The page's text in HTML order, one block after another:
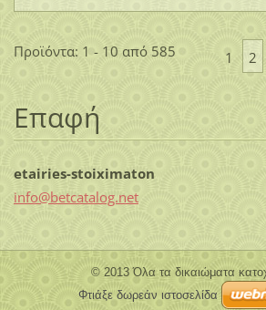
Προϊόντα: 1 - 10 από 585 1 2
Επαφή
etairies-stoiximaton
info@betcatalog.net
© 2013 Όλα τα δικαιώματα
Φτιάξε δωρεάν ιστοσελίδα